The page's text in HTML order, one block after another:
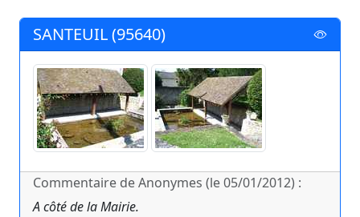
SANTEUIL (95640)
Commentaire de Anonymes (le 05/01/2012) :
A côté de la Mairie.